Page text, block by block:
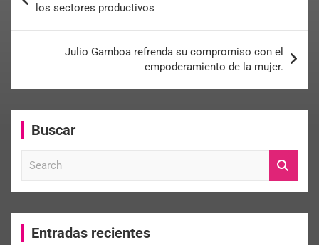
los sectores productivos
Julio Gamboa refrenda su compromiso con el
empoderamiento de la mujer.
Buscar
c
Entradas recientes